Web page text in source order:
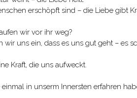
erschöpft sind – die Liebe gibt
wir vor ihr weg?
wir uns ein, dass es uns gut geht – es
Kraft, die uns aufweckt.
in unserm Innersten erfahren